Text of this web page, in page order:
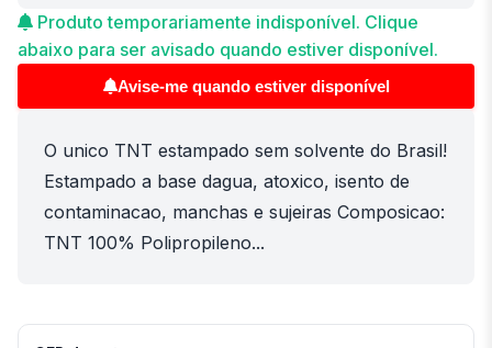
Produto temporariamente indisponível. Clique
abaixo para ser avisado quando estiver disponível.
Avise-me quando estiver disponível
O unico TNT estampado sem solvente do Brasil!
Estampado a base dagua, atoxico, isento de
contaminacao, manchas e sujeiras Composicao:
TNT 100% Polipropileno...